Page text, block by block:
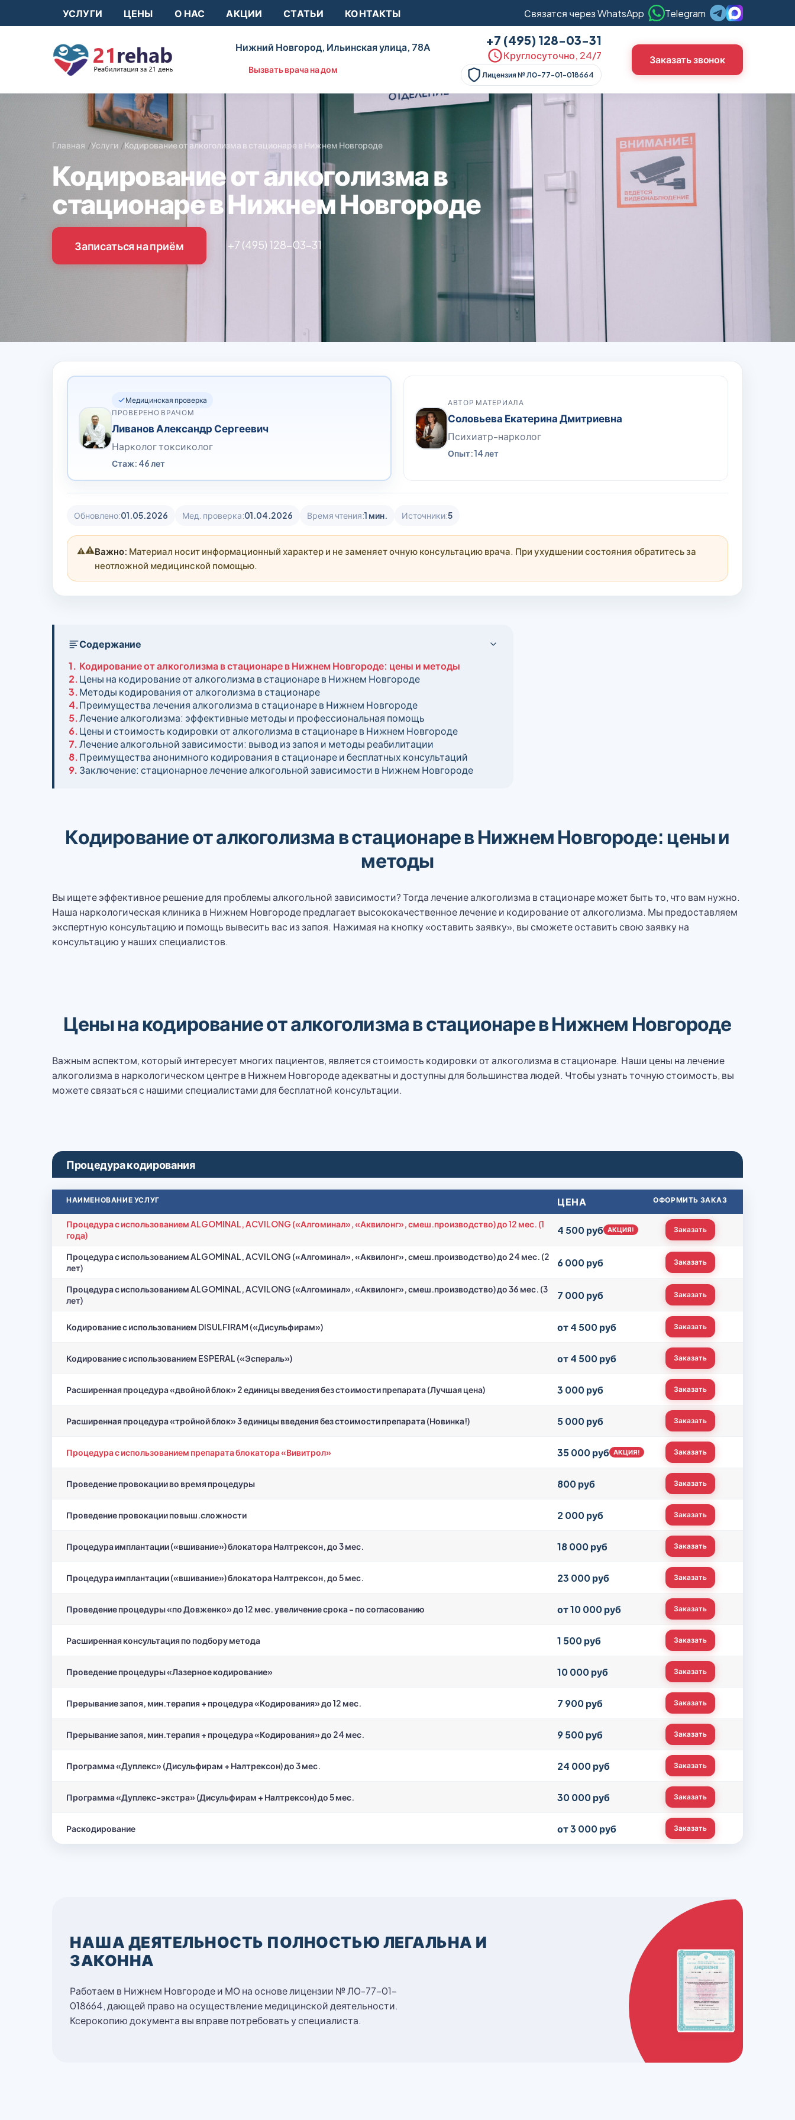
УСЛУГИ ЦЕНЫ О НАС АКЦИИ СТАТЬИ КОНТАКТЫ Связатся через WhatsApp Telegram
Нижний Новгород, Ильинская улица, 78А
Вызвать врача на дом
+7 (495) 128-03-31
Круглосуточно, 24/7
Лицензия № ЛО-77-01-018664
Заказать звонок
Главная Услуги Кодирование от алкоголизма в стационаре в Нижнем Новгороде
Кодирование от алкоголизма в
стационаре в Нижнем Новгороде
Записаться на приём +7 (495) 128-03-31
Медицинская проверка
ПРОВЕРЕНО ВРАЧОМ
Ливанов Александр Сергеевич
Нарколог токсиколог
Стаж: 46 лет
АВТОР МАТЕРИАЛА
Соловьева Екатерина Дмитриевна
Психиатр-нарколог
Опыт: 14 лет
Обновлено:01.05.2026 Мед. проверка:01.04.2026 Время чтения:1 мин. Источники:5
⚠️Важно: Материал носит информационный характер и не заменяет очную консультацию врача. При ухудшении состояния обратитесь за
неотложной медицинской помощью.
Содержание
1. Кодирование от алкоголизма в стационаре в Нижнем Новгороде: цены и методы
2.Цены на кодирование от алкоголизма в стационаре в Нижнем Новгороде
3.Методы кодирования от алкоголизма в стационаре
4.Преимущества лечения алкоголизма в стационаре в Нижнем Новгороде
5.Лечение алкоголизма: эффективные методы и профессиональная помощь
6.Цены и стоимость кодировки от алкоголизма в стационаре в Нижнем Новгороде
7.Лечение алкогольной зависимости: вывод из запоя и методы реабилитации
8.Преимущества анонимного кодирования в стационаре и бесплатных консультаций
9. Заключение: стационарное лечение алкогольной зависимости в Нижнем Новгороде
Кодирование от алкоголизма в стационаре в Нижнем Новгороде: цены и
методы
Вы ищете эффективное решение для проблемы алкогольной зависимости? Тогда лечение алкоголизма в стационаре может быть то, что вам нужно.
Наша наркологическая клиника в Нижнем Новгороде предлагает высококачественное лечение и кодирование от алкоголизма. Мы предоставляем
экспертную консультацию и помощь вывесить вас из запоя. Нажимая на кнопку «оставить заявку», вы сможете оставить свою заявку на
консультацию у наших специалистов.
Цены на кодирование от алкоголизма в стационаре в Нижнем Новгороде
Важным аспектом, который интересует многих пациентов, является стоимость кодировки от алкоголизма в стационаре. Наши цены на лечение
алкоголизма в наркологическом центре в Нижнем Новгороде адекватны и доступны для большинства людей. Чтобы узнать точную стоимость, вы
можете связаться с нашими специалистами для бесплатной консультации.
Процедура кодирования
НАИМЕНОВАНИЕ УСЛУГ ЦЕНА ОФОРМИТЬ ЗАКАЗ
Процедура с использованием ALGOMINAL, ACVILONG («Алгоминал», «Аквилонг», смеш.производство) до 12 мес. (1
года)
4 500 руб АКЦИЯ! Заказать
Процедура с использованием ALGOMINAL, ACVILONG («Алгоминал», «Аквилонг», смеш.производство) до 24 мес. (2
лет)
6 000 руб Заказать
Процедура с использованием ALGOMINAL, ACVILONG («Алгоминал», «Аквилонг», смеш.производство) до 36 мес. (3
лет)
7 000 руб Заказать
Кодирование с использованием DISULFIRAM («Дисульфирам») от 4 500 руб Заказать
Кодирование с использованием ESPERAL («Эспераль») от 4 500 руб Заказать
Расширенная процедура «двойной блок» 2 единицы введения без стоимости препарата (Лучшая цена) 3 000 руб Заказать
Расширенная процедура «тройной блок» 3 единицы введения без стоимости препарата (Новинка!) 5 000 руб Заказать
Процедура с использованием препарата блокатора «Вивитрол» 35 000 руб АКЦИЯ! Заказать
Проведение провокации во время процедуры 800 руб Заказать
Проведение провокации повыш.сложности 2 000 руб Заказать
Процедура имплантации («вшивание») блокатора Налтрексон, до 3 мес. 18 000 руб Заказать
Процедура имплантации («вшивание») блокатора Налтрексон, до 5 мес. 23 000 руб Заказать
Проведение процедуры «по Довженко» до 12 мес. увеличение срока - по согласованию от 10 000 руб Заказать
Расширенная консультация по подбору метода 1 500 руб Заказать
Проведение процедуры «Лазерное кодирование» 10 000 руб Заказать
Прерывание запоя, мин.терапия + процедура «Кодирования» до 12 мес. 7 900 руб Заказать
Прерывание запоя, мин.терапия + процедура «Кодирования» до 24 мес. 9 500 руб Заказать
Программа «Дуплекс» (Дисульфирам + Налтрексон) до 3 мес. 24 000 руб Заказать
Программа «Дуплекс-экстра» (Дисульфирам + Налтрексон) до 5 мес. 30 000 руб Заказать
Раскодирование от 3 000 руб Заказать
НАША ДЕЯТЕЛЬНОСТЬ ПОЛНОСТЬЮ ЛЕГАЛЬНА И
ЗАКОННА
Работаем в Нижнем Новгороде и МО на основе лицензии № ЛО-77-01-
018664, дающей право на осуществление медицинской деятельности.
Ксерокопию документа вы вправе потребовать у специалиста.